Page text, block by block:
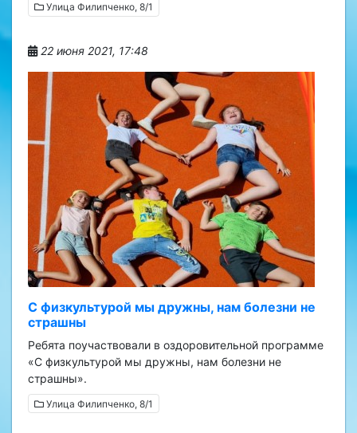
Улица Филипченко, 8/1
22 июня 2021, 17:48
С физкультурой мы дружны, нам болезни не
страшны
Ребята поучаствовали в оздоровительной программе
«С физкультурой мы дружны, нам болезни не
страшны».
Улица Филипченко, 8/1